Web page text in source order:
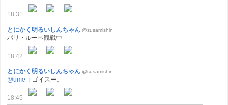
18:31
とにかく明るいしんちゃん @susamishin
パリ・ルーベ観戦中
18:42
とにかく明るいしんちゃん @susamishin
@ume_i ゴイスー。
18:45